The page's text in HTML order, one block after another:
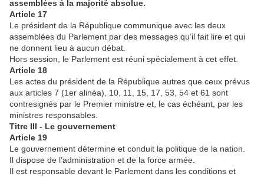
assemblées à la majorité absolue.
Article 17
Le président de la République communique avec les deux
assemblées du Parlement par des messages qu’il fait lire et qui
ne donnent lieu à aucun débat.
Hors session, le Parlement est réuni spécialement à cet effet.
Article 18
Les actes du président de la République autres que ceux prévus
aux articles 7 (1er alinéa), 10, 11, 15, 17, 53, 54 et 61 sont
contresignés par le Premier ministre et, le cas échéant, par les
ministres responsables.
Titre III - Le gouvernement
Article 19
Le gouvernement détermine et conduit la politique de la nation.
Il dispose de l’administration et de la force armée.
Il est responsable devant le Parlement dans les conditions et